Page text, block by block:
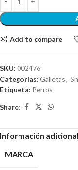
Add to compare
SKU: 002476
Categorías: Galletas,
Etiqueta: Perros
Share:
Información adicional
MARCA